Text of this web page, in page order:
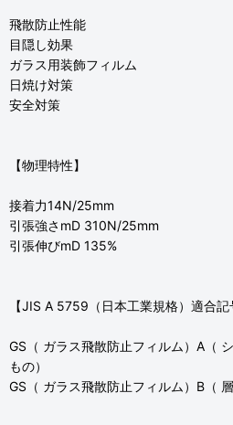
飛散防止性能
目隠し効果
ガラス用装飾フィルム
日焼け対策
安全対策
【物理特性】
接着力14N/25mm
引張強さmD 310N/25mm
引張伸びmD 135%
【JIS A 5759（日本工業規格）適合記
GS（ ガラス飛散防止フィルム）A（
もの）
GS（ ガラス飛散防止フィルム）B（